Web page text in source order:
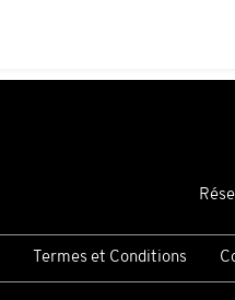
Termes et Conditions